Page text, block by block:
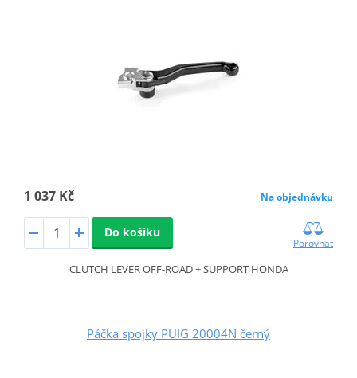
1 037 Kč Na objednávku
Do košíku
Porovnat
CLUTCH LEVER OFF-ROAD + SUPPORT HONDA
Páčka spojky PUIG 20004N černý